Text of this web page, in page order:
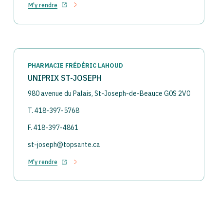
M'y rendreOuvrir dans un nouvel onglet
PHARMACIE FRÉDÉRIC LAHOUD
UNIPRIX ST-JOSEPH
980 avenue du Palais, St-Joseph-de-Beauce G0S 2V0
T. 418-397-5768
F. 418-397-4861
st-joseph@topsante.ca
M'y rendreOuvrir dans un nouvel onglet